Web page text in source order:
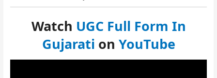
Watch UGC Full Form In
Gujarati on YouTube